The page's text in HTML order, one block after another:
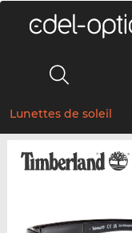
Lunettes de soleil